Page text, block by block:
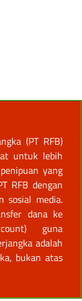
(PT RFB)
untuk lebih
yang
RFB dengan
sosial media.
dana ke
guna
adalah
bukan atas